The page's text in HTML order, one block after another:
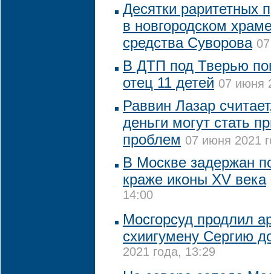
Десятки раритетных
в новгородском
средства Суворова
В ДТП под Тверью
отец 11 детей 07 июня
Раввин Лазар
деньги могут стать
проблем 07 июня 2021
В Москве задержан
краже иконы XV века
14:00
Мосгорсуд продлил
схиигумену Сергию
2021 года, 13:29